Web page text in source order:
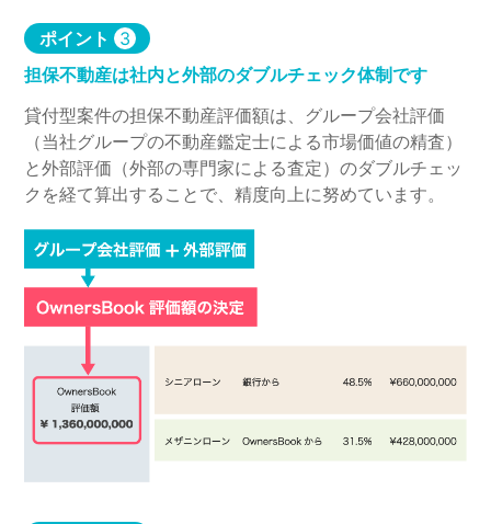
ポイント
3
担保不動産は社内と外部のダブルチェック体制です
貸付型案件の担保不動産評価額は、グループ会社評価
（当社グループの不動産鑑定士による市場価値の精査）
と外部評価（外部の専門家による査定）のダブルチェッ
クを経て算出することで、精度向上に努めています。